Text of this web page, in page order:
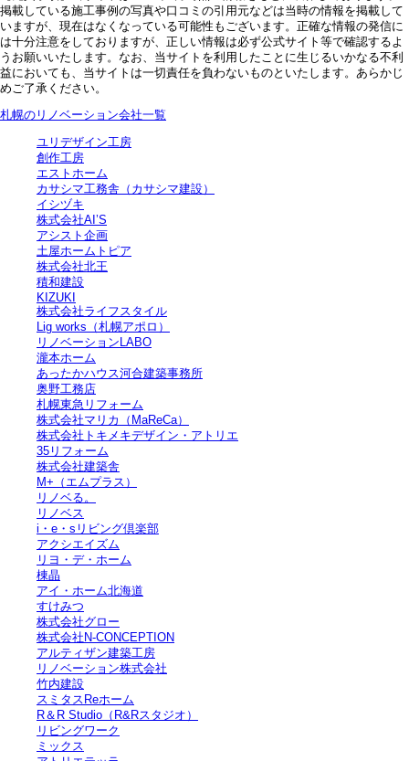
掲載している施工事例の写真や口コミの引用元などは当時の情報を掲載して
いますが、現在はなくなっている可能性もございます。正確な情報の発信に
は十分注意をしておりますが、正しい情報は必ず公式サイト等で確認するよ
うお願いいたします。なお、当サイトを利用したことに生じるいかなる不利
益においても、当サイトは一切責任を負わないものといたします。あらかじ
めご了承ください。
札幌のリノベーション会社一覧
ユリデザイン工房
創作工房
エストホーム
カサシマ工務舎（カサシマ建設）
イシヅキ
株式会社AI’S
アシスト企画
土屋ホームトピア
株式会社北王
積和建設
KIZUKI
株式会社ライフスタイル
Lig works（札幌アポロ）
リノベーションLABO
瀧本ホーム
あったかハウス河合建築事務所
奥野工務店
札幌東急リフォーム
株式会社マリカ（MaReCa）
株式会社トキメキデザイン・アトリエ
35リフォーム
株式会社建築舎
M+（エムプラス）
リノベる。
リノベス
i・e・sリビング倶楽部
アクシエイズム
リヨ・デ・ホーム
棟晶
アイ・ホーム北海道
すけみつ
株式会社グロー
株式会社N-CONCEPTION
アルティザン建築工房
リノベーション株式会社
竹内建設
スミタスReホーム
R＆R Studio（R&Rスタジオ）
リビングワーク
ミックス